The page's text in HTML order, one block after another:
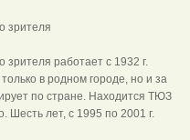
зрителя
зрителя работает с 1932 г.
в родном городе, но и за
по стране. Находится ТЮЗ
Шесть лет, с 1995 по 2001 г.